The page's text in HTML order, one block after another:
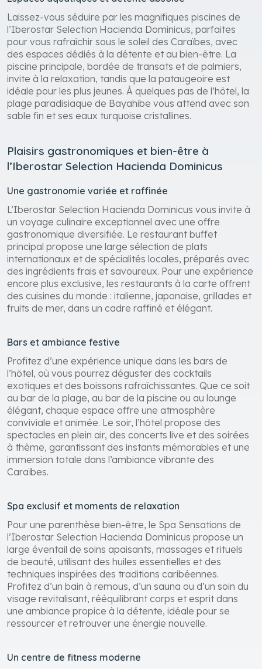
Laissez-vous séduire par les magnifiques piscines de
l’Iberostar Selection Hacienda Dominicus, parfaites
pour vous rafraîchir sous le soleil des Caraïbes, avec
des espaces dédiés à la détente et au bien-être. La
piscine principale, bordée de transats et de palmiers,
invite à la relaxation, tandis que la pataugeoire est
idéale pour les plus jeunes. À quelques pas de l’hôtel, la
plage paradisiaque de Bayahibe vous attend avec son
sable fin et ses eaux turquoise cristallines.
Plaisirs gastronomiques et bien-être à
l’Iberostar Selection Hacienda Dominicus
Une gastronomie variée et raffinée
L’Iberostar Selection Hacienda Dominicus vous invite à
un voyage culinaire exceptionnel avec une offre
gastronomique diversifiée. Le restaurant buffet
principal propose une large sélection de plats
internationaux et de spécialités locales, préparés avec
des ingrédients frais et savoureux. Pour une expérience
encore plus exclusive, les restaurants à la carte offrent
des cuisines du monde : italienne, japonaise, grillades et
fruits de mer, dans un cadre raffiné et élégant.
Bars et ambiance festive
Profitez d’une expérience unique dans les bars de
l’hôtel, où vous pourrez déguster des cocktails
exotiques et des boissons rafraîchissantes. Que ce soit
au bar de la plage, au bar de la piscine ou au lounge
élégant, chaque espace offre une atmosphère
conviviale et animée. Le soir, l’hôtel propose des
spectacles en plein air, des concerts live et des soirées
à thème, garantissant des instants mémorables et une
immersion totale dans l’ambiance vibrante des
Caraïbes.
Spa exclusif et moments de relaxation
Pour une parenthèse bien-être, le Spa Sensations de
l’Iberostar Selection Hacienda Dominicus propose un
large éventail de soins apaisants, massages et rituels
de beauté, utilisant des huiles essentielles et des
techniques inspirées des traditions caribéennes.
Profitez d’un bain à remous, d’un sauna ou d’un soin du
visage revitalisant, rééquilibrant corps et esprit dans
une ambiance propice à la détente, idéale pour se
ressourcer et retrouver une énergie nouvelle.
Un centre de fitness moderne